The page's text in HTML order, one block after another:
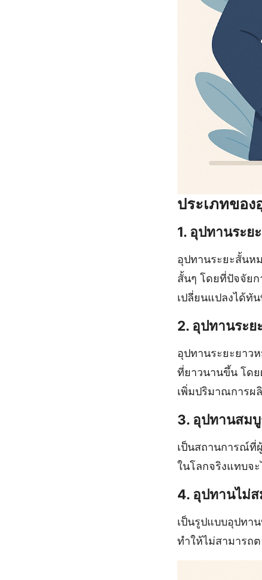
ประเภทขอ
1. อุปทานระ
อุปทานระยะสั้นห
สั้นๆ โดยที่ปัจจัยก
เปลี่ยนแปลงได้ทั
2. อุปทานระ
อุปทานระยะยาว
ที่ยาวนานขึ้น โดย
เพิ่มปริมาณการผ
3. อุปทานสม
เป็นสถานการณ์ที่
ในโลกจริงแทบจ
4. อุปทานไม่
เป็นรูปแบบอุปทา
ทำให้ไม่สามารถ